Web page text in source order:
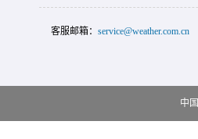
客服邮箱： service@weather.com.cn
中